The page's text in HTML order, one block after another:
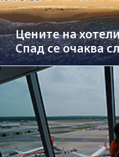
Цените на
Спад се очаква